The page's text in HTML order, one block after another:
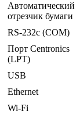
Автоматический
отрезчик бумаги
RS-232c (COM)
Порт Centronics
(LPT)
USB
Ethernet
Wi-Fi